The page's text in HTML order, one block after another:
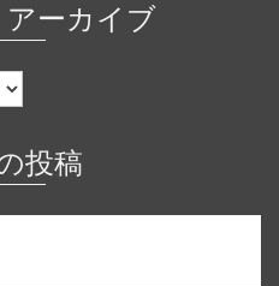
アーカイブ
投稿